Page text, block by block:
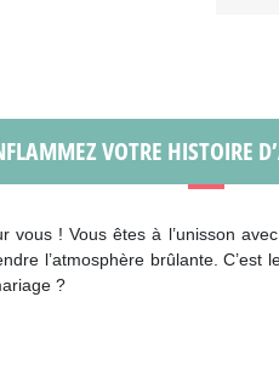
VOTRE HISTOIRE
vous ! Vous êtes à l’unisson
l’atmosphère brûlante.
?